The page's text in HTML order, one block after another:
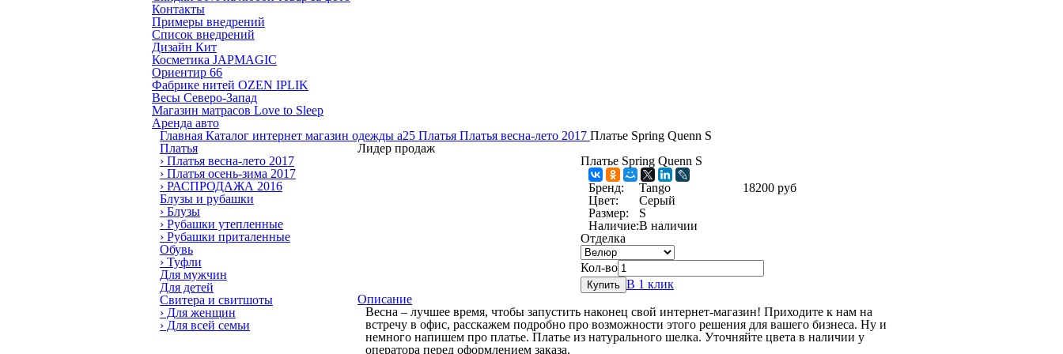
Контакты
Примеры внедрений
Список внедрений
Дизайн Кит
Косметика JAPMAGIC
Ориентир 66
Фабрике нитей OZEN IPLIK
Весы Северо-Запад
Магазин матрасов Love to Sleep
Аренда авто
Главная Каталог интернет магазин одежды a25 Платья Платья весна-лето 2017 Платье Spring Quenn S
Платья
› Платья весна-лето 2017
› Платья осень-зима 2017
› РАСПРОДАЖА 2016
Блузы и рубашки
› Блузы
› Рубашки утепленные
› Рубашки приталенные
Обувь
› Туфли
Для мужчин
Для детей
Свитера и свитшоты
› Для женщин
› Для всей семьи
Лидер продаж
Платье Spring Quenn S
Бренд:
Tango
Цвет:
Серый
Размер:
S
Наличие:В наличии
18200 руб
Отделка
Кол-во
Купить В 1 клик
Описание
Весна – лучшее время, чтобы запустить наконец свой интернет-магазин! Приходите к нам на
встречу в офис, расскажем подробно про возможности этого решения для вашего бизнеса. Ну и
немного напишем про платье. Платье из натурального шелка. Уточняйте цвета в наличии у
оператора перед оформлением заказа.